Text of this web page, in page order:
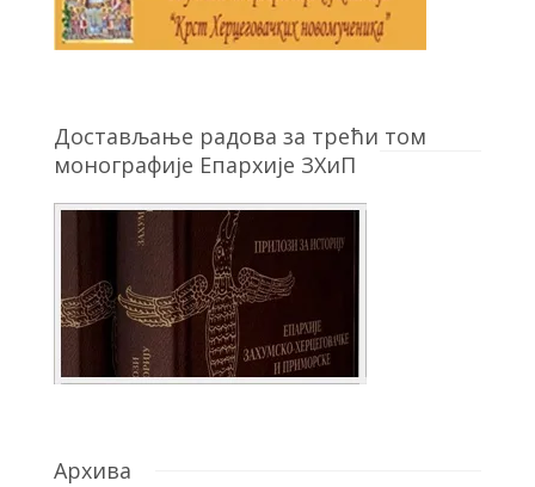
Достављање радова за трећи том
монографије Епархије ЗХиП
Архива